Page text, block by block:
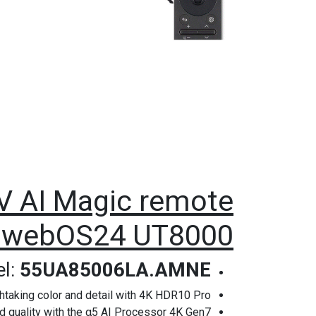
AI Magic remote
UT8000
55UA85006LA.AMNE
color and detail with 4K HDR10 Pro
quality with the α5 AI Processor 4K Gen7